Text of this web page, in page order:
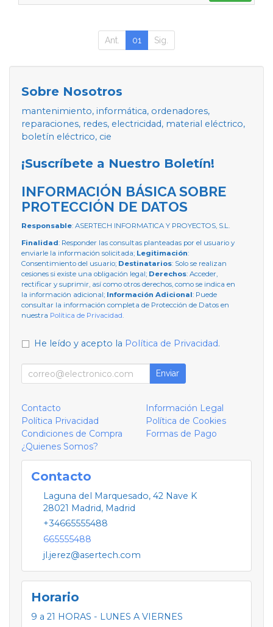
Ant. 01 Sig.
Sobre Nosotros
mantenimiento, informática, ordenadores,
reparaciones, redes, electricidad, material eléctrico,
boletín eléctrico, cie
¡Suscríbete a Nuestro Boletín!
INFORMACIÓN BÁSICA SOBRE
PROTECCIÓN DE DATOS
Responsable: ASERTECH INFORMATICA Y PROYECTOS, S.L.
Finalidad: Responder las consultas planteadas por el usuario y
enviarle la información solicitada; Legitimación:
Consentimiento del usuario; Destinatarios: Solo se realizan
cesiones si existe una obligación legal; Derechos: Acceder,
rectificar y suprimir, así como otros derechos, como se indica en
la información adicional; Información Adicional: Puede
consultar la información completa de Protección de Datos en
nuestra Política de Privacidad.
He leído y acepto la Política de Privacidad.
Enviar
Contacto
Información Legal
Política Privacidad
Política de Cookies
Condiciones de Compra
Formas de Pago
¿Quienes Somos?
Contacto
Laguna del Marquesado, 42 Nave K
28021 Madrid, Madrid
+34665555488
665555488
jl.jerez@asertech.com
Horario
9 a 21 HORAS - LUNES A VIERNES